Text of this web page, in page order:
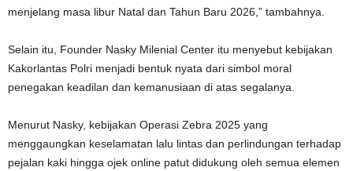
menjelang masa libur Natal dan Tahun Baru 2026,” tambahnya.
Selain itu, Founder Nasky Milenial Center itu menyebut kebijakan
Kakorlantas Polri menjadi bentuk nyata dari simbol moral
penegakan keadilan dan kemanusiaan di atas segalanya.
Menurut Nasky, kebijakan Operasi Zebra 2025 yang
menggaungkan keselamatan lalu lintas dan perlindungan terhadap
pejalan kaki hingga ojek online patut didukung oleh semua elemen